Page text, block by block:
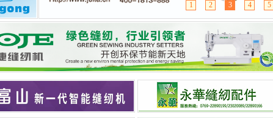
1 2 3 4 5